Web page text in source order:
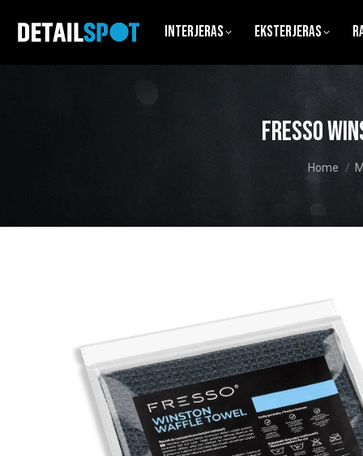
Interjeras Eksterjeras
Fresso
You are
Home